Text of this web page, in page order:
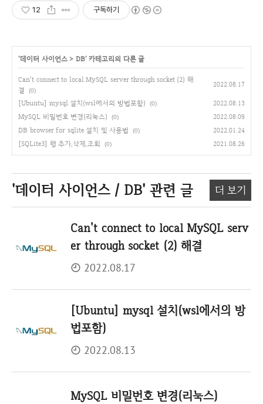
12 구독하기
'데이터 사이언스> DB' 카테고리의 다른 글
Can't connect to local MySQL server through socket (2) 해
결
(0)
2022.08.17
[Ubuntu] mysql 설치(wsl에서의 방법포함) (0) 2022.08.13
MySQL 비밀번호 변경(리눅스) (0) 2022.08.09
DB browser for sqlite 설치 및 사용법 (0) 2022.01.24
[SQLite3] 행 추가,삭제,조회 (0) 2021.08.26
'데이터 사이언스 / DB' 관련 글 더 보기
Can't connect to local MySQL serv
er through socket (2) 해결
2022.08.17
[Ubuntu] mysql 설치(wsl에서의 방
법포함)
2022.08.13
MySQL 비밀번호 변경(리눅스)